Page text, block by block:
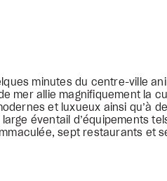
minutes du centre-ville
mer allie magnifiquement la
et luxueux ainsi qu’à
éventail d’équipements
sept restaurants et